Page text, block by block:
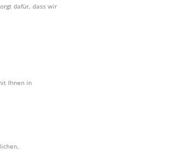
dafür, dass wir
Ihnen in